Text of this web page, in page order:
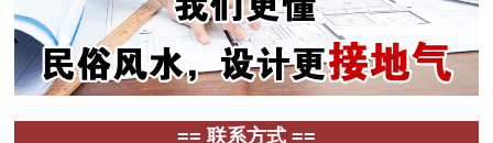
== 联系方式 ==